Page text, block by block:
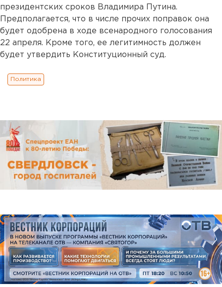
президентских сроков Владимира Путина.
Предполагается, что в числе прочих поправок она
будет одобрена в ходе всенародного голосования
22 апреля. Кроме того, ее легитимность должен
будет утвердить Конституционный суд.
Политика